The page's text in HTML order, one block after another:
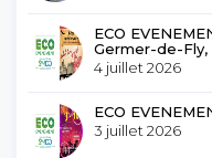
ECO
Germer-de-
4 juillet 2026
ECO
3 juillet 2026